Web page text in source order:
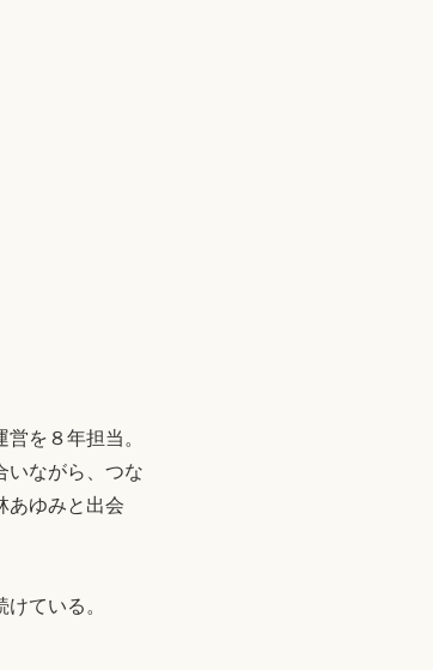
を８年担当。
いながら、つな
あゆみと出会
ている。